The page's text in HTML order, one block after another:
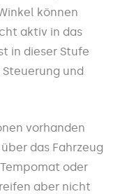
können
aktiv in das
in dieser Stufe
und
vorhanden
das Fahrzeug
oder
aber nicht